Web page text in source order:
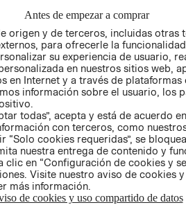
DE
ÉTICA (INGLÉS)
COMERCIO - SIC
PETICIONES
QUEJAS Y
RECLAMOS
Antes de empezar a comprar
origen y de terceros, incluidas otras
para ofrecerle la
su experiencia de usuario,
en nuestros sitios web,
en Internet y a través de plataformas
información sobre el usuario, los
todas”, acepta y está de acuerdo
con terceros, como
“Solo cookies requeridas”, se
nuestra entrega de contenido y
clic en “Configuración de cookies y
Visite nuestro aviso de cookies
más información.
de cookies y uso compartido de datos